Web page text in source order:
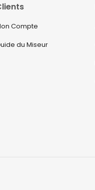
Compte
du Miseur